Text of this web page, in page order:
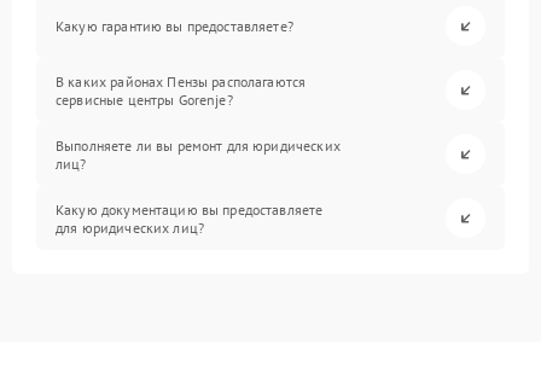
Какую гарантию вы предоставляете?
В каких районах Пензы располагаются
сервисные центры Gorenje?
Выполняете ли вы ремонт для юридических
лиц?
Какую документацию вы предоставляете
для юридических лиц?